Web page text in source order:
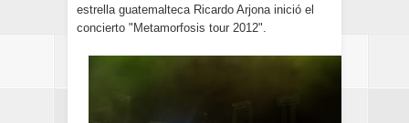
estrella guatemalteca Ricardo Arjona inició el
concierto "Metamorfosis tour 2012".